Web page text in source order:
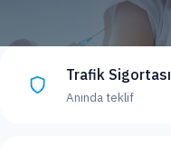
Trafik Sigortası
Anında teklif